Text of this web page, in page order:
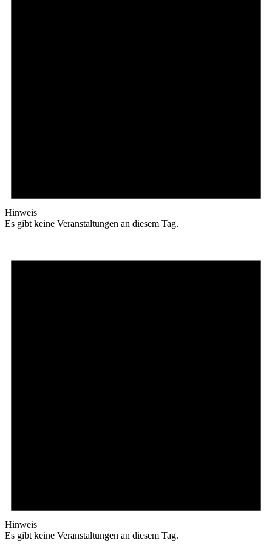
Hinweis
Es gibt keine Veranstaltungen an diesem Tag.
Hinweis
Es gibt keine Veranstaltungen an diesem Tag.